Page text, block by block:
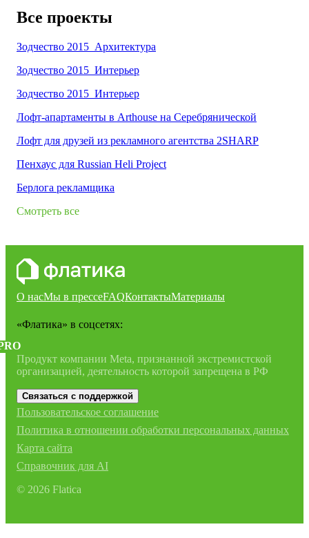
Все проекты
Зодчество 2015_Архитектура
Зодчество 2015_Интерьер
Зодчество 2015_Интерьер
Лофт-апартаменты в Arthouse на Серебрянической
Лофт для друзей из рекламного агентства 2SHARP
Пенхаус для Russian Heli Project
Берлога рекламщика
Смотреть все
О насМы в прессеFAQКонтактыМатериалы
«Флатика» в соцсетях:
Продукт компании Meta, признанной экстремистской
организацией, деятельность которой запрещена в РФ
Связаться с поддержкой
Пользовательское соглашение
Политика в отношении обработки персональных данных
Карта сайта
Справочник для AI
© 2026 Flatica